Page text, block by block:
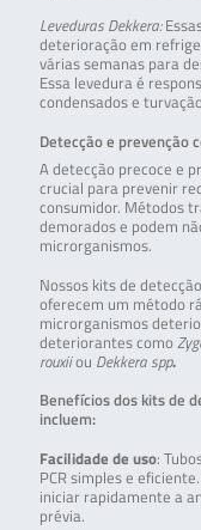
Leveduras Dekkera:
deterioração em
várias semanas para
Essa levedura é
condensados e
Detecção e prevenção
A detecção precoce e
crucial para prevenir
consumidor. Métodos
demorados e podem
microrganismos.
Nossos kits de
oferecem um método
microrganismos
deteriorantes como
rouxiiou Dekkera spp.
Benefícios dos kits de
incluem:
Facilidade de uso:
PCR simples e
iniciar rapidamente a
prévia.